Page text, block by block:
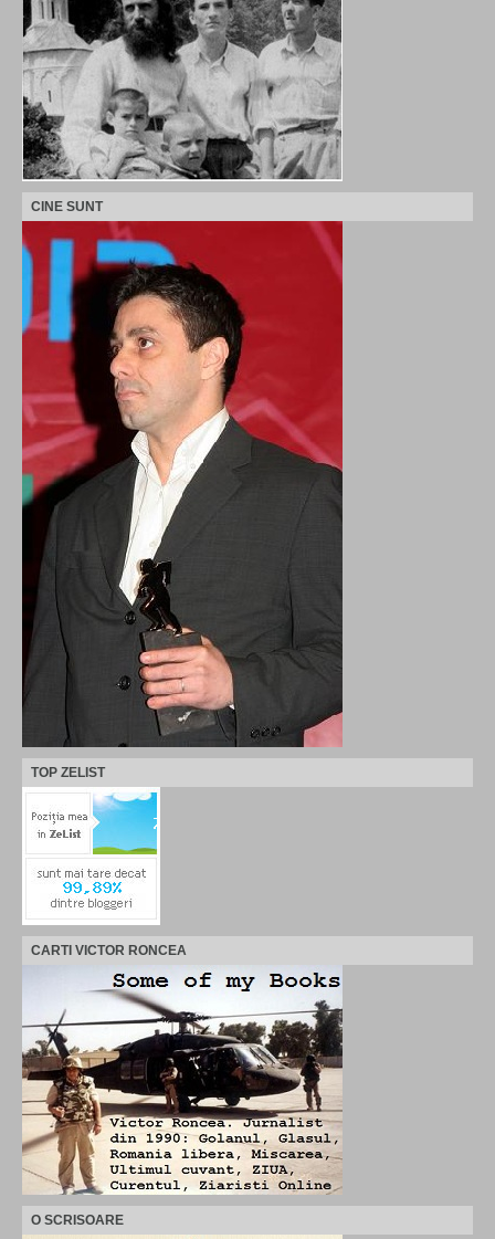
CINE SUNT
TOP ZELIST
CARTI VICTOR RONCEA
O SCRISOARE